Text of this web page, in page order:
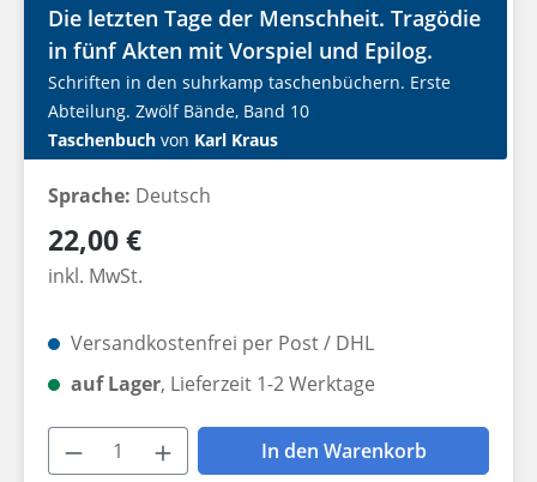
Die letzten Tage der Menschheit. Tragödie
in fünf Akten mit Vorspiel und Epilog.
Schriften in den suhrkamp taschenbüchern. Erste
Abteilung. Zwölf Bände, Band 10
Taschenbuch von Karl Kraus
Sprache: Deutsch
Regulärer Preis:
22,00 €
inkl. MwSt.
Versandkostenfrei per Post / DHL
auf Lager, Lieferzeit 1-2 Werktage
Produkt Anzahl: Gib den
In den Warenkorb